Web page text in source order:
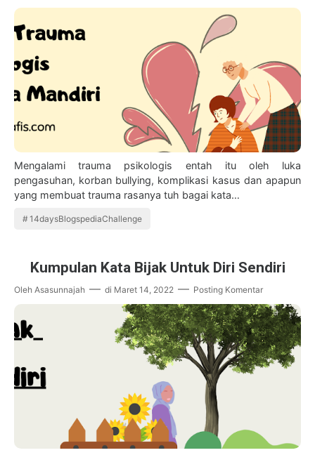
Mengalami trauma psikologis entah itu oleh luka
pengasuhan, korban bullying, komplikasi kasus dan apapun
yang membuat trauma rasanya tuh bagai kata…
14daysBlogspediaChallenge
Kumpulan Kata Bijak Untuk Diri Sendiri
Oleh Asasunnajah di Maret 14, 2022 Posting Komentar